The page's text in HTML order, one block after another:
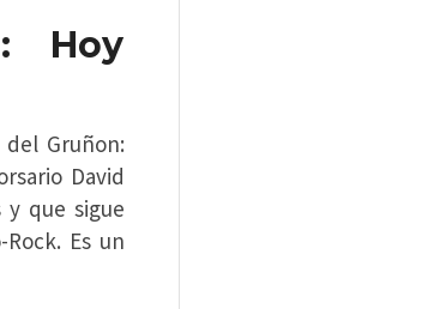
Hoy
Gruñon:
David
y que sigue
Es un